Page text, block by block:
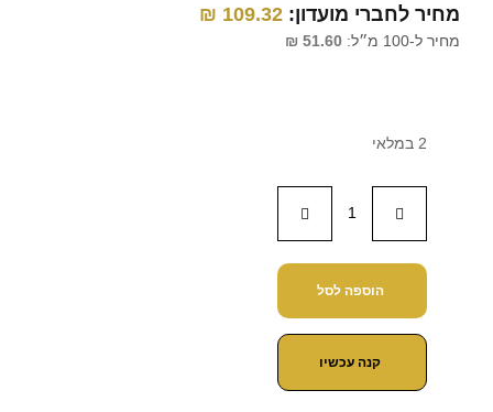
מחיר לחברי מועדון: 109.32
₪
מחיר ל-100 מ״ל: 51.60
₪
2 במלאי
הוספה לסל
קנה עכשיו